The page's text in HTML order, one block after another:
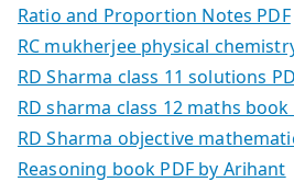
Ratio and Proportion Notes PDF
RC mukherjee physical
RD Sharma class 11 solutions
RD sharma class 12 maths
RD Sharma objective
Reasoning book PDF by Arihant